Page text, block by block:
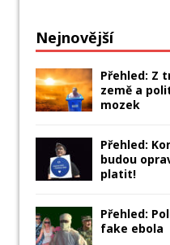
Nejnovější
Přehled: Z
země a
mozek
Přehled:
budou
platit!
Přehled:
fake ebola